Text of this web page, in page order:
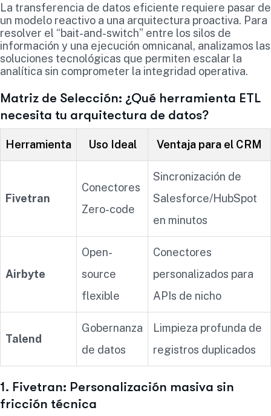
La transferencia de datos eficiente requiere pasar de
un modelo reactivo a una arquitectura proactiva. Para
resolver el “bait-and-switch” entre los silos de
información y una ejecución omnicanal, analizamos las
soluciones tecnológicas que permiten escalar la
analítica sin comprometer la integridad operativa.
Matriz de Selección: ¿Qué herramienta ETL
necesita tu arquitectura de datos?
Herramienta Uso Ideal Ventaja para el CRM
Fivetran
Conectores
Zero-code
Sincronización de
Salesforce/HubSpot
en minutos
Airbyte
Open-
source
flexible
Conectores
personalizados para
APIs de nicho
Talend
Gobernanza
de datos
Limpieza profunda de
registros duplicados
1. Fivetran: Personalización masiva sin
fricción técnica